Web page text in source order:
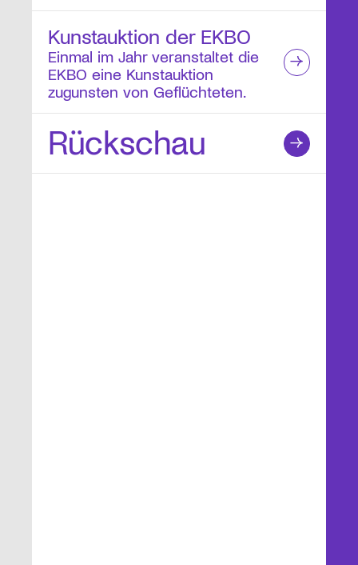
Kunstauktion der EKBO
Einmal im Jahr veranstaltet die
EKBO eine Kunstauktion
zugunsten von Geflüchteten.
Rückschau